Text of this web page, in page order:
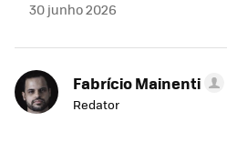
30 junho 2026
Fabrício Mainenti
Redator